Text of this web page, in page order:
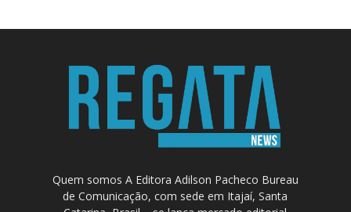
Quem somos A Editora Adilson Pacheco Bureau
de Comunicação, com sede em Itajaí, Santa